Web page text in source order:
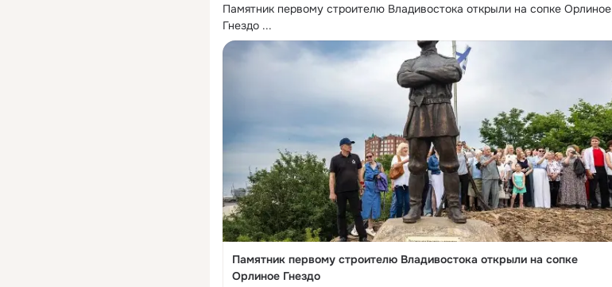
Памятник первому строителю Владивостока открыли на сопке Орлиное
Гнездо ...
Памятник первому строителю Владивостока открыли на сопке
Орлиное Гнездо